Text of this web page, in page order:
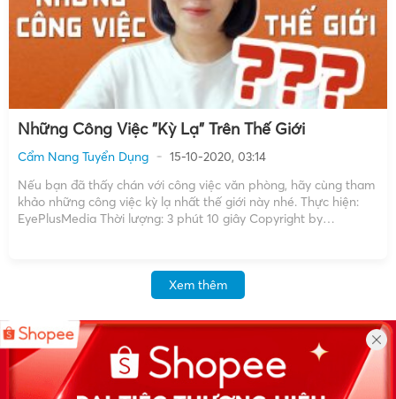
Những Công Việc "Kỳ Lạ" Trên Thế Giới
Cẩm Nang Tuyển Dụng
15-10-2020, 03:14
Nếu bạn đã thấy chán với công việc văn phòng, hãy cùng tham
khảo những công việc kỳ lạ nhất thế giới này nhé. Thực hiện:
EyePlusMedia Thời lượng: 3 phút 10 giây Copyright by
Xem thêm